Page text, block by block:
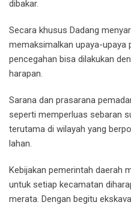
dibakar.
Secara khusus Dadang
memaksimalkan upaya-upaya
pencegahan bisa dilakukan
harapan.
Sarana dan prasarana
seperti memperluas sebaran
terutama di wilayah yang
lahan.
Kebijakan pemerintah daerah
untuk setiap kecamatan
merata. Dengan begitu